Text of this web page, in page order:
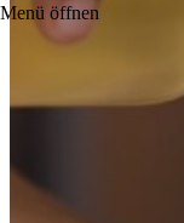
Menü öffnen